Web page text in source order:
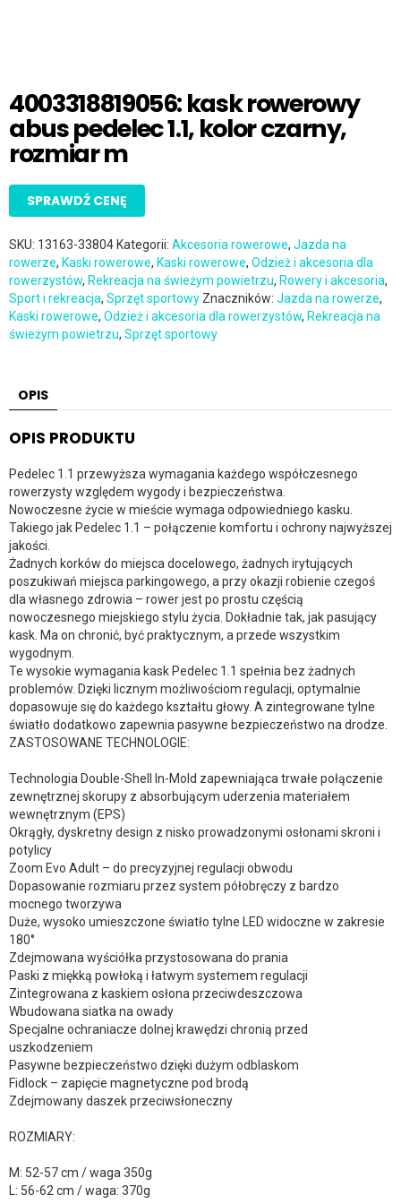
4003318819056: kask rowerowy
abus pedelec 1.1, kolor czarny,
rozmiar m
SPRAWDŹ CENĘ
SKU: 13163-33804 Kategorii: Akcesoria rowerowe, Jazda na
rowerze, Kaski rowerowe, Kaski rowerowe, Odzież i akcesoria dla
rowerzystów, Rekreacja na świeżym powietrzu, Rowery i akcesoria,
Sport i rekreacja, Sprzęt sportowy Znaczników: Jazda na rowerze,
Kaski rowerowe, Odzież i akcesoria dla rowerzystów, Rekreacja na
świeżym powietrzu, Sprzęt sportowy
OPIS
OPIS PRODUKTU
Pedelec 1.1 przewyższa wymagania każdego współczesnego
rowerzysty względem wygody i bezpieczeństwa.
Nowoczesne życie w mieście wymaga odpowiedniego kasku.
Takiego jak Pedelec 1.1 – połączenie komfortu i ochrony najwyższej
jakości.
Żadnych korków do miejsca docelowego, żadnych irytujących
poszukiwań miejsca parkingowego, a przy okazji robienie czegoś
dla własnego zdrowia – rower jest po prostu częścią
nowoczesnego miejskiego stylu życia. Dokładnie tak, jak pasujący
kask. Ma on chronić, być praktycznym, a przede wszystkim
wygodnym.
Te wysokie wymagania kask Pedelec 1.1 spełnia bez żadnych
problemów. Dzięki licznym możliwościom regulacji, optymalnie
dopasowuje się do każdego kształtu głowy. A zintegrowane tylne
światło dodatkowo zapewnia pasywne bezpieczeństwo na drodze.
ZASTOSOWANE TECHNOLOGIE:
Technologia Double-Shell In-Mold zapewniająca trwałe połączenie
zewnętrznej skorupy z absorbującym uderzenia materiałem
wewnętrznym (EPS)
Okrągły, dyskretny design z nisko prowadzonymi osłonami skroni i
potylicy
Zoom Evo Adult – do precyzyjnej regulacji obwodu
Dopasowanie rozmiaru przez system półobręczy z bardzo
mocnego tworzywa
Duże, wysoko umieszczone światło tylne LED widoczne w zakresie
180°
Zdejmowana wyściółka przystosowana do prania
Paski z miękką powłoką i łatwym systemem regulacji
Zintegrowana z kaskiem osłona przeciwdeszczowa
Wbudowana siatka na owady
Specjalne ochraniacze dolnej krawędzi chronią przed
uszkodzeniem
Pasywne bezpieczeństwo dzięki dużym odblaskom
Fidlock – zapięcie magnetyczne pod brodą
Zdejmowany daszek przeciwsłoneczny
ROZMIARY:
M: 52-57 cm / waga 350g
L: 56-62 cm / waga: 370g